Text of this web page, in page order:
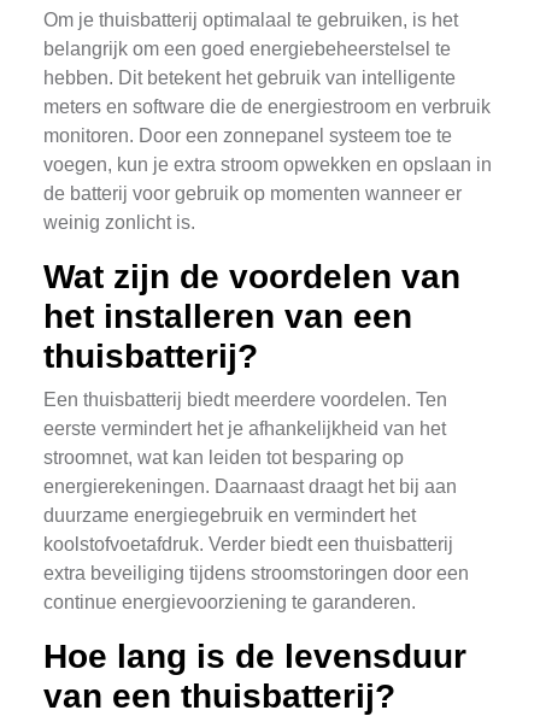
Om je thuisbatterij optimalaal te gebruiken, is het
belangrijk om een goed energiebeheerstelsel te
hebben. Dit betekent het gebruik van intelligente
meters en software die de energiestroom en verbruik
monitoren. Door een zonnepanel systeem toe te
voegen, kun je extra stroom opwekken en opslaan in
de batterij voor gebruik op momenten wanneer er
weinig zonlicht is.
Wat zijn de voordelen van
het installeren van een
thuisbatterij?
Een thuisbatterij biedt meerdere voordelen. Ten
eerste vermindert het je afhankelijkheid van het
stroomnet, wat kan leiden tot besparing op
energierekeningen. Daarnaast draagt het bij aan
duurzame energiegebruik en vermindert het
koolstofvoetafdruk. Verder biedt een thuisbatterij
extra beveiliging tijdens stroomstoringen door een
continue energievoorziening te garanderen.
Hoe lang is de levensduur
van een thuisbatterij?